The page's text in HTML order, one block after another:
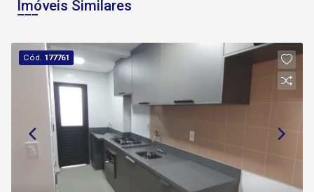
Imóveis Similares
Cód. 177761